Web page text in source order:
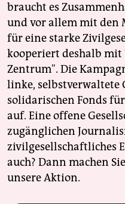
braucht es
und vor allem mit den
für eine starke
kooperiert deshalb
Zentrum". Die
linke, selbstverwaltete
solidarischen Fonds
auf. Eine offene
zugänglichen
zivilgesellschaftliches
auch? Dann machen
unsere Aktion.